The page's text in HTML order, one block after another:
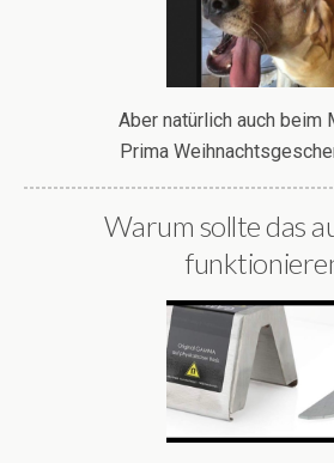
Aber natürlich auch beim
Prima
Warum sollte das